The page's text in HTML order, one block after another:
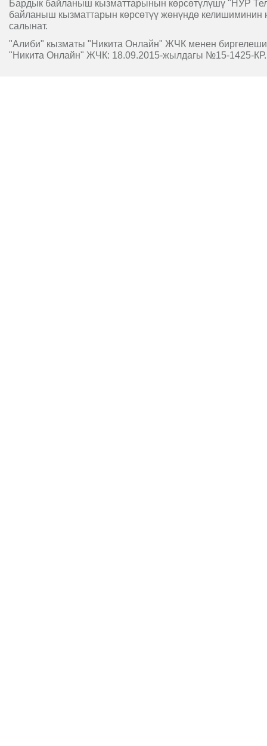
Бардык байланыш кызматтарынын көрсөтүлүшү "НУР
байланыш кызматтарын көрсөтүү жөнүндө келишиминин
салынат.
"Алиби" кызматы "Никита Онлайн" ЖЧК менен
"Никита Онлайн" ЖЧК: 18.09.2015-жылдагы №15-1425-КР.